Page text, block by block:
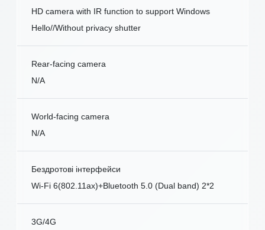
HD camera with IR function to support Windows
Hello//Without privacy shutter
Rear-facing camera
N/A
World-facing camera
N/A
Бездротові інтерфейси
Wi-Fi 6(802.11ax)+Bluetooth 5.0 (Dual band) 2*2
3G/4G